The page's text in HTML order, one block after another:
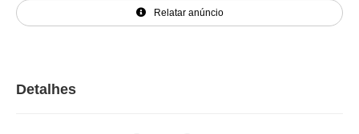
Relatar anúncio
Detalhes